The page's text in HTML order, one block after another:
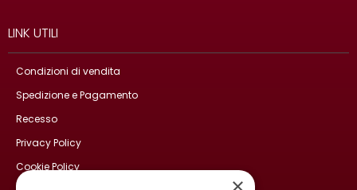
LINK UTILI
Condizioni di vendita
Spedizione e Pagamento
Recesso
Privacy Policy
Cookie Policy